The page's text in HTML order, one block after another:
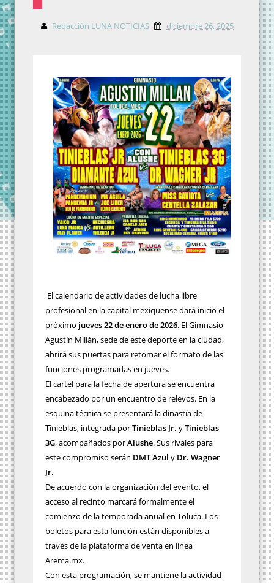
Redacción LUNA NOTICIAS diciembre 26, 2025
El calendario de actividades de lucha libre
profesional en la capital mexiquense dará inicio el
próximo jueves 22 de enero de 2026. El Gimnasio
Agustín Millán, sede de este deporte en la ciudad,
abrirá sus puertas para retomar el formato de las
funciones programadas en jueves.
El cartel para la fecha de apertura se encuentra
encabezado por un encuentro de relevos. En la
esquina técnica se presentará la dinastía de
Tinieblas, integrada porTinieblas Jr. yTinieblas
3G, acompañados porAlushe. Sus rivales para
este compromiso serán DMT Azul y Dr. Wagner
Jr.
De acuerdo con la organización del evento, el
acceso al recinto marcará formalmente el
comienzo de la temporada anual en Toluca. Los
boletos para esta función están disponibles a
través de la plataforma de venta en línea
Arema.mx.
Con esta programación, se mantiene la actividad